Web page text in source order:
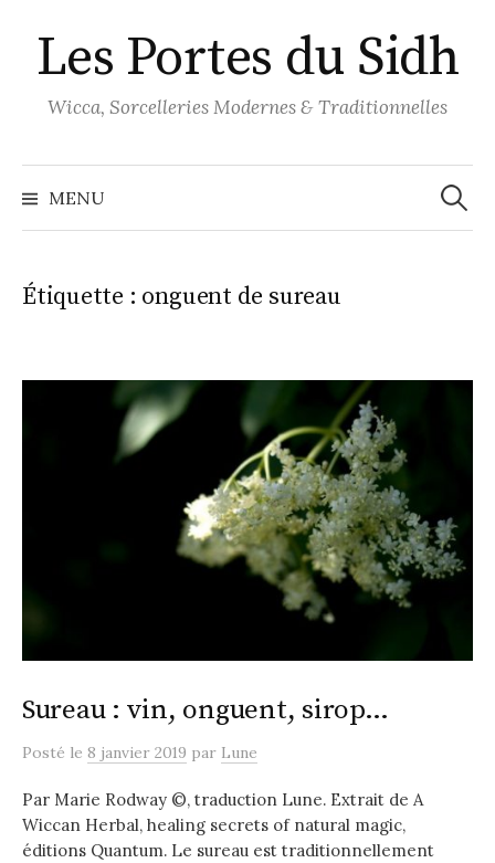
au
contenu
Les Portes du Sidh
Wicca, Sorcelleries Modernes & Traditionnelles
MENU
Étiquette : onguent de sureau
Sureau : vin, onguent, sirop…
Posté le 8 janvier 2019 par Lune
Par Marie Rodway ©, traduction Lune. Extrait de A
Wiccan Herbal, healing secrets of natural magic,
éditions Quantum. Le sureau est traditionnellement